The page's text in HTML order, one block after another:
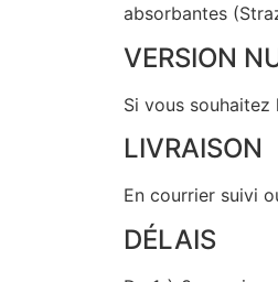
absorbantes
VERSION
Si vous
LIVRAISON
En courrier suivi
DÉLAIS